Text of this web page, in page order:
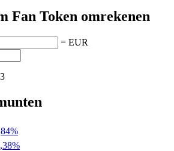
Fan Token omrekenen
= EUR